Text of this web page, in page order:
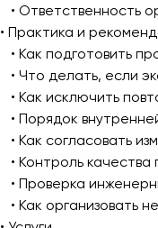
• Ответственность
• Практика и
• Как подготовить
• Что делать, если
• Как исключить
• Порядок
• Как согласовать
• Контроль
• Проверка
• Как организовать